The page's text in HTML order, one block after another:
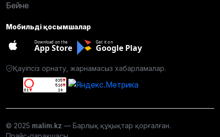
Бейне
Мобильді қосымшалар
Download on the
App Store
Get it on
Google Play
Қауіпсіз орнату, жарнамасыз хабарламалар.
© 2025 malim.kz — Барлық құқықтар қорғалған.